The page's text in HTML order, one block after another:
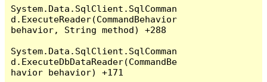
System.Data.SqlClient.SqlComman
d.ExecuteReader(CommandBehavior
behavior, String method) +288
System.Data.SqlClient.SqlComman
d.ExecuteDbDataReader(CommandBe
havior behavior) +171